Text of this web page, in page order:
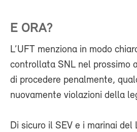
E ORA?
L’UFT menziona in modo
controllata SNL nel prossimo
di procedere penalmente,
nuovamente violazioni della
Di sicuro il SEV e i marinai del